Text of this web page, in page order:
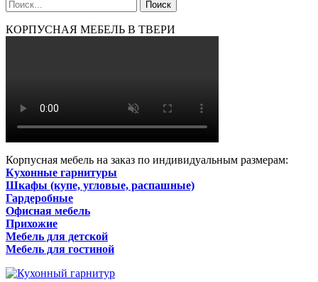
КОРПУСНАЯ МЕБЕЛЬ В ТВЕРИ
Корпусная мебель на заказ по индивидуальным размерам:
Кухонные гарнитуры
Шкафы (купе, угловые, распашные)
Гардеробные
Офисная мебель
Прихожие
Мебель для детской
Мебель для гостиной